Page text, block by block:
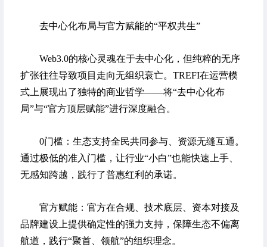
去中心化布局与官方赋能的“平权共生”
Web3.0的核心灵魂在于去中心化，但纯粹的无序
扩张往往导致项目走向无组织衰亡。TREFI在运营模
式上展现出了独特的商业哲学——将“去中心化布
局”与“官方顶层赋能”进行深度融合。
0门槛：生态支持全民共同参与、资源无缝互通。
通过极低的准入门槛，让行业“小白”也能快速上手、
无感知跨越，践行了普惠红利的承诺。
官方赋能：官方在合规、技术底层、资本对接及
品牌建设上提供确定性的强力支持，保障生态不偏离
航道，践行“聚首、领航”的组织理念。